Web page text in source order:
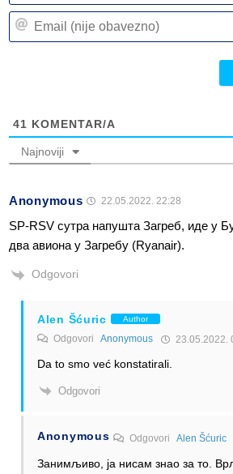
41 KOMENTAR/A
Najnoviji
Anonymous 22.05.2022. 22:28
SP-RSV сутра напушта Загреб, иде у
два авиона у Загребу (Ryanair).
Odgovori
Alen Šćuric Author
Odgovori Anonymous 23.05.2022.
Da to smo već konstatirali.
Odgovori
Anonymous OdgovoriAlen Šćuric
Занимљиво, ја нисам знао за то.